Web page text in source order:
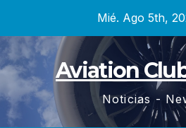
contenido
Mié. Ago 5th,
Aviation
Noticias -